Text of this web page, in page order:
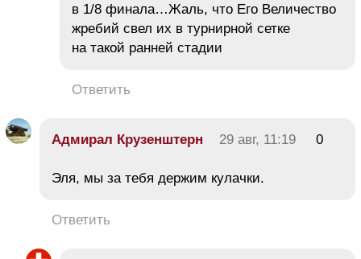
в 1/8 финала…Жаль, что Его Величество
жребий свел их в турнирной сетке
на такой ранней стадии
Ответить
Адмирал Крузенштерн 29 авг, 11:19 0
Эля, мы за тебя держим кулачки.
Ответить